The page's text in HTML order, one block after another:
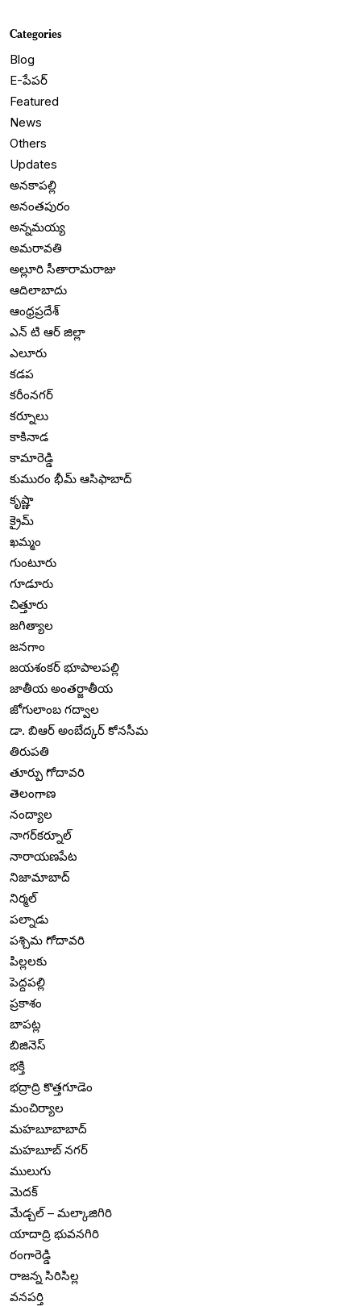
Categories
Blog
E-పేపర్
Featured
News
Others
Updates
అనకాపల్లి
అనంతపురం
అన్నమయ్య
అమరావతి
అల్లూరి సీతారామరాజు
ఆదిలాబాదు
ఆంధ్రప్రదేశ్
ఎన్ టి ఆర్ జిల్లా
ఎలూరు
కడప
కరీంనగర్
కర్నూలు
కాకినాడ
కామారెడ్డి
కుమురం భీమ్ ఆసిఫాబాద్
కృష్ణా
క్రైమ్
ఖమ్మం
గుంటూరు
గూడూరు
చిత్తూరు
జగిత్యాల
జనగాం
జయశంకర్ భూపాలపల్లి
జాతీయ అంతర్జాతీయ
జోగులాంబ గద్వాల
డా. బిఆర్ అంబేద్కర్ కోనసీమ
తిరుపతి
తూర్పు గోదావరి
తెలంగాణ
నంద్యాల
నాగర్‌కర్నూల్
నారాయణపేట
నిజామాబాద్
నిర్మల్
పల్నాడు
పశ్చిమ గోదావరి
పిల్లలకు
పెద్దపల్లి
ప్రకాశం
బాపట్ల
బిజినెస్
భక్తి
భద్రాద్రి కొత్తగూడెం
మంచిర్యాల
మహబూబాబాద్
మహబూబ్ నగర్
ములుగు
మెదక్
మేడ్చల్ – మల్కాజిగిరి
యాదాద్రి భువనగిరి
రంగారెడ్డి
రాజన్న సిరిసిల్ల
వనపర్తి